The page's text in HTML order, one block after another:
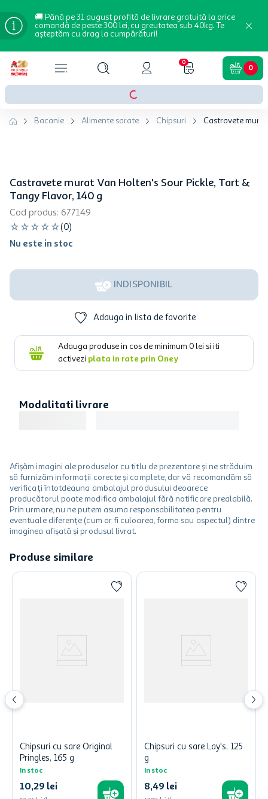
🚚 Până pe 31 august profită de livrare gratuită la orice
comandă de peste 300 lei, cu greutatea sub 40kg. Te
așteptăm cu drag la cumpărături!
0
0
Bacanie Alimente sarate Chipsuri Castravete murat
Castravete murat Van Holten's Sour Pickle, Tart &
Tangy Flavor, 140 g
Cod produs: 677149
☆ ☆ ☆ ☆ ☆(0)
Nu este in stoc
INDISPONIBIL
Adauga in lista de favorite
Adauga produse in cos de minimum 0 lei si iti
activezi plata in rate prin Oney
Modalitati livrare
Afișăm imagini ale produselor cu titlu de prezentare și ne străduim
să furnizăm informații corecte și complete, dar vă recomandăm să
verificați întotdeauna ambalajul produsului deoarece
producătorul poate modifica ambalajul fără notificare prealabilă.
Prin urmare, nu ne putem asuma responsabilitatea pentru
eventuale diferențe (cum ar fi culoarea, forma sau aspectul) dintre
imaginea afișată și produsul livrat.
Produse similare
Chipsuri cu sare Original
Pringles, 165 g
In stoc
10,29 lei
Chipsuri cu sare Lay's, 125
g
In stoc
8,49 lei